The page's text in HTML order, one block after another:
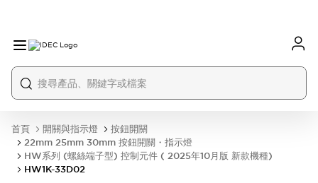
首頁 開關與指示燈
按鈕開關
22mm 25mm 30mm 按鈕開關・指示燈
HW系列 (螺絲端子型) 控制元件 ( 2025年10月版 新款機種)
HW1K-33D02